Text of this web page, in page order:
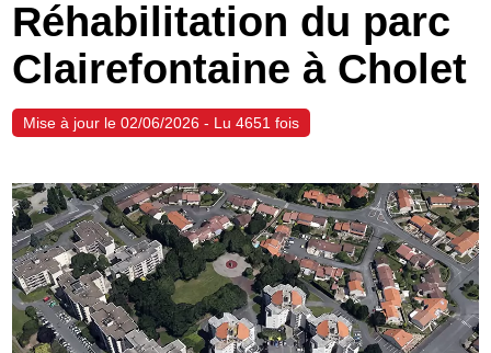
Economie
Services
Contacts
Réhabilitation du parc
Clairefontaine à Cholet
Mise à jour le 02/06/2026 - Lu 4651 fois